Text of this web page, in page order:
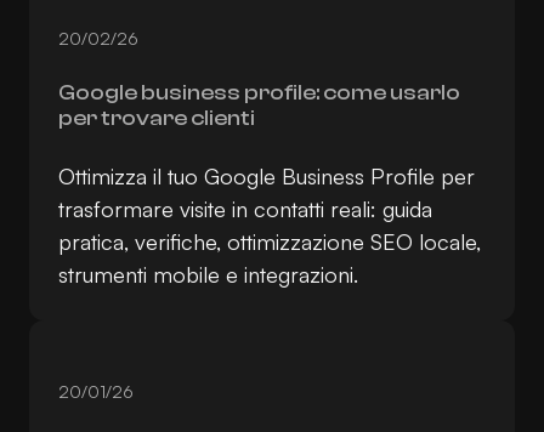
20/02/26
Google business profile: come usarlo
per trovare clienti
Ottimizza il tuo Google Business Profile per
trasformare visite in contatti reali: guida
pratica, verifiche, ottimizzazione SEO locale,
strumenti mobile e integrazioni.
20/01/26